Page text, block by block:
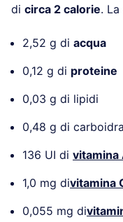
di circa 2 calorie.
2,52 g di acqua
0,12 g di proteine
0,03 g di lipidi
0,48 g di
136 UI di vitamina
1,0 mg divitamina
0,055 mg di